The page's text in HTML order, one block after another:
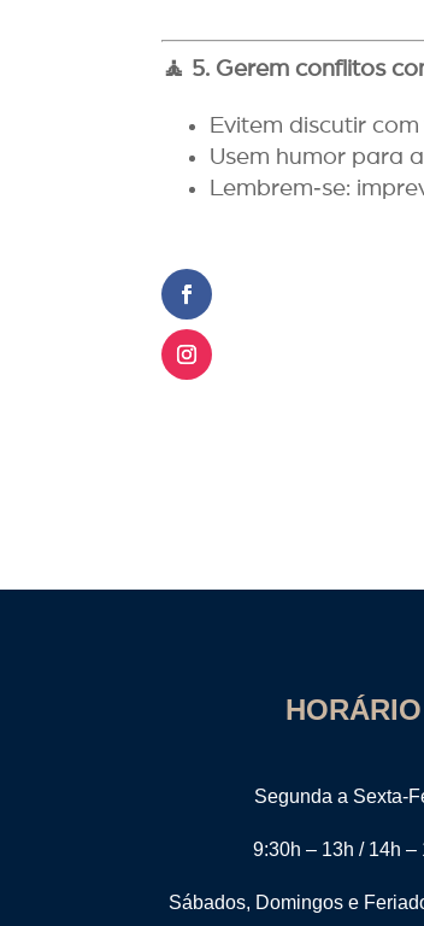
🧘 5. Gerem conflitos
Evitem discutir
Usem humor para
Lembrem‑se:
HORÁRIO
Segunda a Sexta-
9:30h – 13h / 14h –
Sábados, Domingos e